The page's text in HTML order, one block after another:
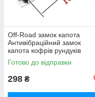
Off-Road замок капота
Антивібраційний замок
капота кофрів рундуків
ящиків
Готово до відправки
298 ₴